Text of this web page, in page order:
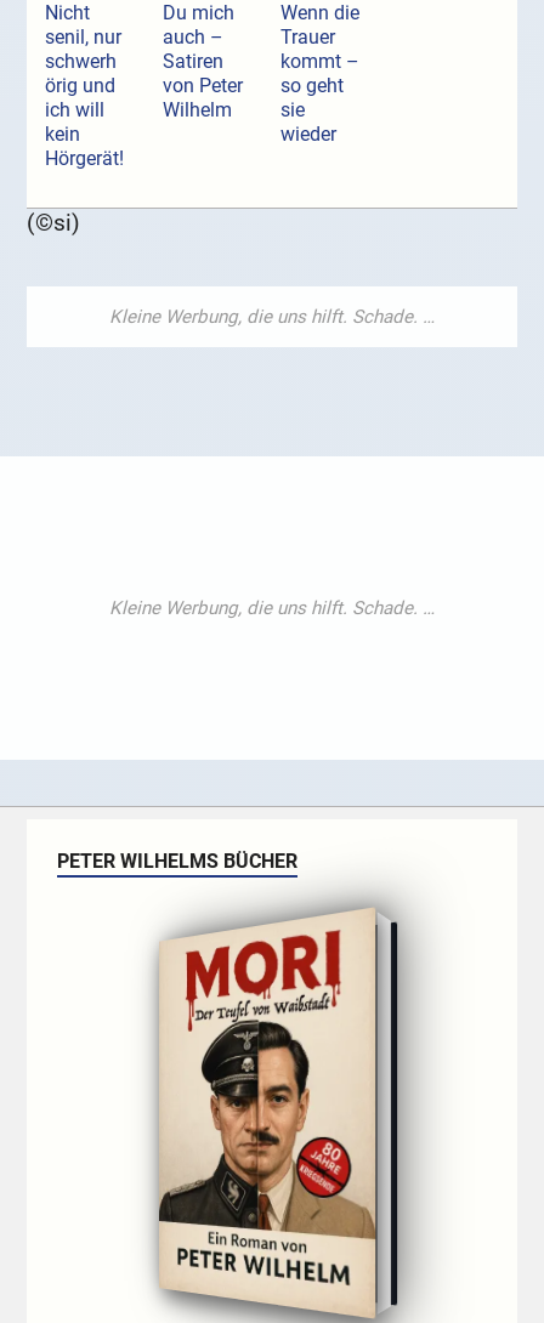
Nicht
senil, nur
schwerh
örig und
ich will
kein
Hörgerät!
Du mich
auch –
Satiren
von Peter
Wilhelm
Wenn die
Trauer
kommt –
so geht
sie
wieder
(©si)
PETER WILHELMS BÜCHER